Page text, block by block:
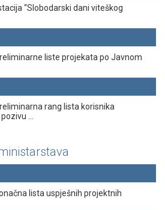
“Slobodarski dani viteškog
liste projekata po Javnom
rang lista korisnika
...
lista uspješnih projektnih